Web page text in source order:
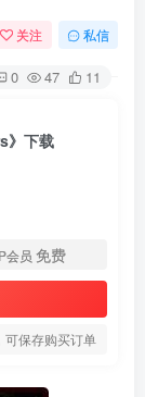
关注 私信
0 47 11
》下载
会员 免费
可保存购买订单